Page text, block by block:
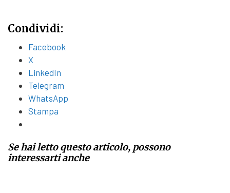
Condividi:
Facebook
X
LinkedIn
Telegram
WhatsApp
Stampa
Se hai letto questo articolo, possono
interessarti anche